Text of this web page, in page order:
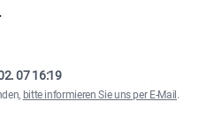
07 16:19
bitte informieren Sie uns per E-Mail .